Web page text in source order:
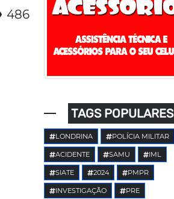
486
TAGS POPULARES
LONDRINA POLÍCIA MILITAR
ACIDENTE SAMU IML
SIATE 2024 PMPR
INVESTIGAÇÃO PRE